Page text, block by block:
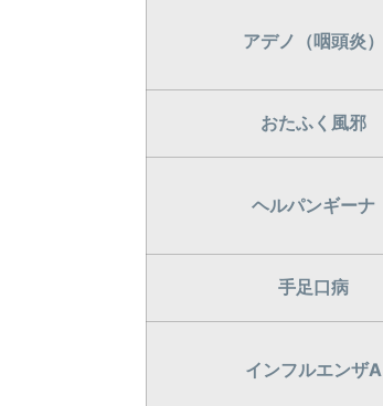
アデノ（咽頭炎）
おたふく風邪
ヘルパンギーナ
手足口病
インフルエンザA